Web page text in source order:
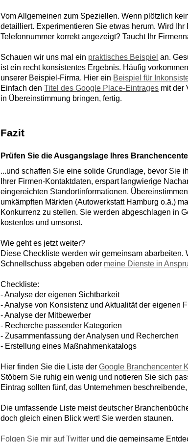
Vom Allgemeinen zum Speziellen. Wenn plötzlich
detailliert. Experimentieren Sie etwas herum. Wird
Telefonnummer korrekt angezeigt? Taucht Ihr
Schauen wir uns mal ein praktisches Beispiel an.
ist ein recht konsistentes Ergebnis. Häufig
unserer Beispiel-Firma. Hier ein Beispiel für
Einfach denTitel des Google Place-Eintrages mit der
in Übereinstimmung bringen, fertig.
Fazit
Prüfen Sie die Ausgangslage Ihres
...und schaffen Sie eine solide Grundlage, bevor Sie
Ihrer Firmen-Kontaktdaten, erspart langwierige
eingereichten Standortinformationen.
umkämpften Märkten (Autowerkstatt Hamburg o.ä.)
Konkurrenz zu stellen. Sie werden abgeschlagen in
kostenlos und umsonst.
Wie geht es jetzt weiter?
Diese Checkliste werden wir gemeinsam
Schnellschuss abgeben oder meine Dienste in
Checkliste:
- Analyse der eigenen Sichtbarkeit
- Analyse von Konsistenz und Aktualität der eigenen
- Analyse der Mitbewerber
- Recherche passender Kategorien
- Zusammenfassung der Analysen und Recherchen
- Erstellung eines Maßnahmenkatalogs
Hier finden Sie die Liste derGoogle Branchencenter
Stöbern Sie ruhig ein wenig und notieren Sie sich
Eintrag sollten fünf, das Unternehmen
Die umfassende Liste meist deutscher
doch gleich einen Blick wert! Sie werden staunen.
Folgen Sie mir auf Twitter und die gemeinsame